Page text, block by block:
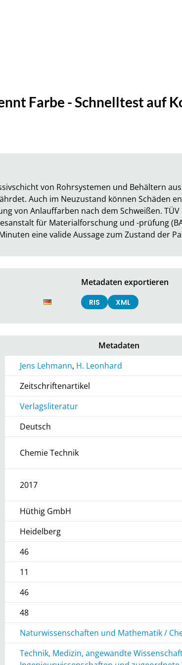
Farbe - Schnelltest auf
von Rohrsystemen und Behältern
Auch im Neuzustand können Schäden
von Anlauffarben nach dem Schweißen.
für Materialforschung und -prüfung
eine valide Aussage zum Zustand der
Metadaten exportieren
RIS XML
Metadaten
Jens Lehmann, H. Leonhard
Zeitschriftenartikel
Verlagsliteratur
Deutsch
Chemie Technik
2017
Hüthig GmbH
Heidelberg
46
11
46
48
Naturwissenschaften und Mathematik /
Technik, Medizin, angewandte